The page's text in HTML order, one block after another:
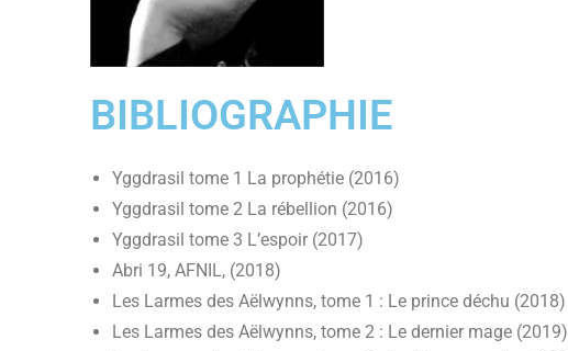
BIBLIOGRAPHIE
Yggdrasil tome 1 La prophétie (2016)
Yggdrasil tome 2 La rébellion (2016)
Yggdrasil tome 3 L’espoir (2017)
Abri 19, AFNIL, (2018)
Les Larmes des Aëlwynns, tome 1 : Le prince déchu (2018)
Les Larmes des Aëlwynns, tome 2 : Le dernier mage (2019)